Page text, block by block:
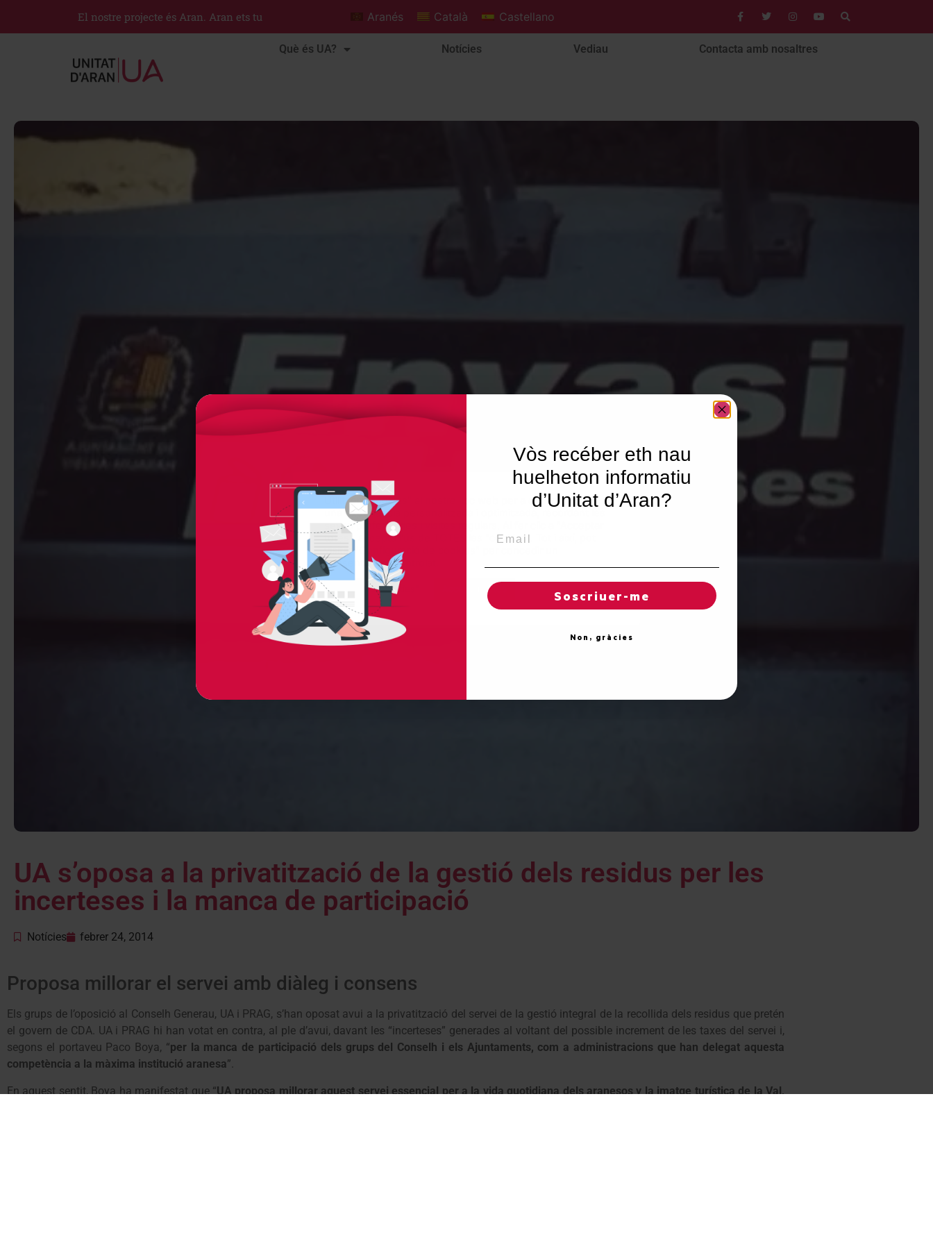
El nostre projecte és Aran. Aran ets tu Aranés Català Castellano
Què és UA? Notícies Vediau Contacta amb nosaltres
UA s’oposa a la privatització de la gestió dels residus per les
incerteses i la manca de participació
Notícies febrer 24, 2014
Proposa millorar el servei amb diàleg i consens
Els grups de l’oposició al Conselh Generau, UA i PRAG, s’han oposat avui a la privatització del servei de la gestió integral de la recollida dels residus que pretén
el govern de CDA. UA i PRAG hi han votat en contra, al ple d’avui, davant les “incerteses” generades al voltant del possible increment de les taxes del servei i,
segons el portaveu Paco Boya, “per la manca de participació dels grups del Conselh i els Ajuntaments, com a administracions que han delegat aquesta
competència a la màxima institució aranesa”.
En aquest sentit, Boya ha manifestat que “UA proposa millorar aquest servei essencial per a la vida quotidiana dels aranesos y la imatge turística de la Val,
Utilitzem"cookies" al nostre lloc web per a donar a l'usuari
una experiència personalitzada i optimitzada, recordant les
seves preferències i visites regulars. Al fer clic a "Acceptar
totes", accepta l'ús de TOTES les "cookies". Tot i així, pot
visitar "Configuració de cookies" per concedir un
consentiment controlat.
Regles de "cookies" Acceptar totes
Vòs recéber eth nau
huelheton informatiu
d’Unitat d’Aran?
Soscriuer-me
Non, gràcies